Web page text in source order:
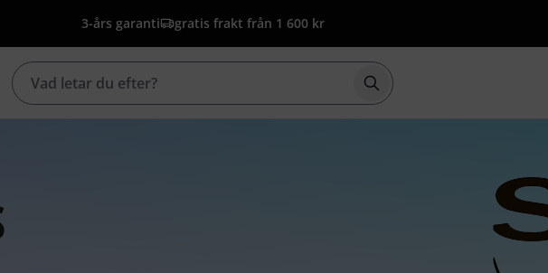
3-års garanti gratis frakt från 1 600 kr
Börja sökningen med